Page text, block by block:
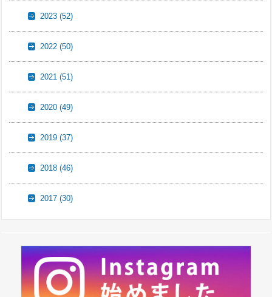
2023(52)
2022(50)
2021(51)
2020(49)
2019(37)
2018(46)
2017(30)